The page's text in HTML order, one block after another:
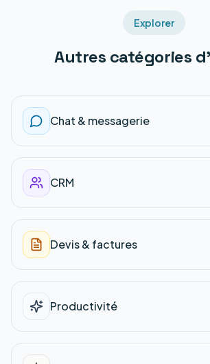
Explorer
Autres catégories
Chat & messagerie
CRM
Devis & factures
Productivité